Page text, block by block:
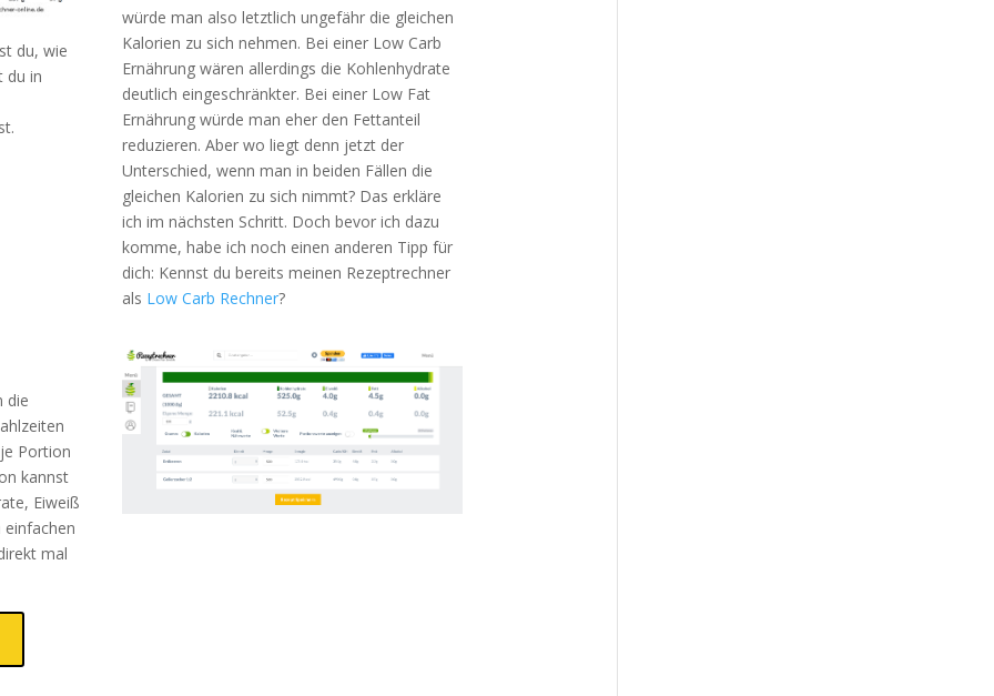
du, wie
du in
würde man also letztlich ungefähr die gleichen
Kalorien zu sich nehmen. Bei einer Low Carb
Ernährung wären allerdings die Kohlenhydrate
deutlich eingeschränkter. Bei einer Low Fat
Ernährung würde man eher den Fettanteil
reduzieren. Aber wo liegt denn jetzt der
Unterschied, wenn man in beiden Fällen die
gleichen Kalorien zu sich nimmt? Das erkläre
ich im nächsten Schritt. Doch bevor ich dazu
komme, habe ich noch einen anderen Tipp für
dich: Kennst du bereits meinen Rezeptrechner
als Low Carb Rechner?
die
Portion
kannst
Eiweiß
einfachen
mal